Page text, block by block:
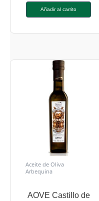
Añadir al carrito
Aceite de Oliva
Arbequina
AOVE Castillo de